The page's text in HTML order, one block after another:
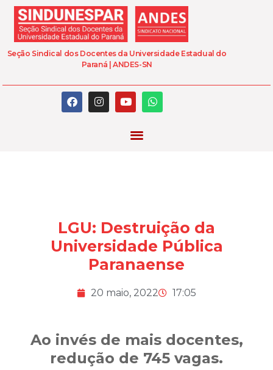
Seção Sindical dos Docentes da Universidade Estadual do
Paraná | ANDES-SN
LGU: Destruição da
Universidade Pública
Paranaense
20 maio, 2022 17:05
Ao invés de mais docentes,
redução de 745 vagas.